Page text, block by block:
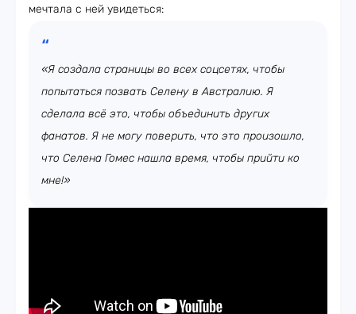
мечтала с ней увидеться:
«Я создала страницы во всех соцсетях, чтобы
попытаться позвать Селену в Австралию. Я
сделала всё это, чтобы объединить других
фанатов. Я не могу поверить, что это произошло,
что Селена Гомес нашла время, чтобы прийти ко
мне!»